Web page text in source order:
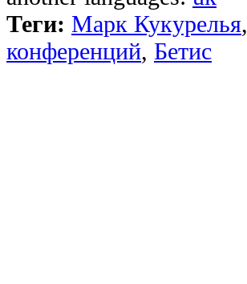
Теги: Марк Кукурелья,
конференций, Бетис